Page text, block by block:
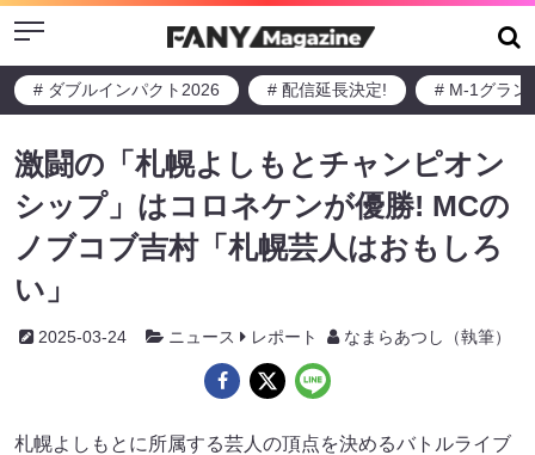
Menu
# ダブルインパクト2026 # 配信延長決定! # M-1グラン
激闘の「札幌よしもとチャンピオン
シップ」はコロネケンが優勝! MCの
ノブコブ吉村「札幌芸人はおもしろ
い」
2025-03-24 ニュース レポート なまらあつし（執筆）
札幌よしもとに所属する芸人の頂点を決めるバトルライブ